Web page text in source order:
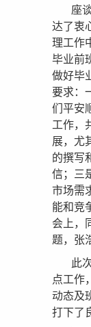
座
达了衷
理工作
毕业前
做好毕
要求：
们平安
工作，
展，尤
的撰写
信；三
市场需
能和竞
会上，
题，张
此
点工作
动态及
打下了